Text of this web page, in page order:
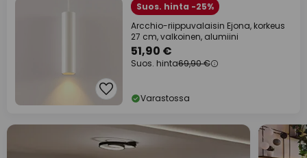
Suos. hinta -25%
Arcchio-riippuvalaisin Ejona, korkeus
27 cm, valkoinen, alumiini
51,90 €
Suos. hinta69,90 €
Varastossa